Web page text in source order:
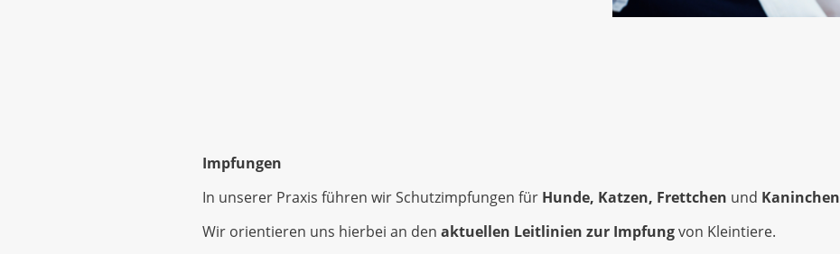
Impfungen
In unserer Praxis führen wir Schutzimpfungen für Hunde, Katzen, Frettchen und Kaninchen
Wir orientieren uns hierbei an den aktuellen Leitlinien zur Impfungvon Kleintiere.